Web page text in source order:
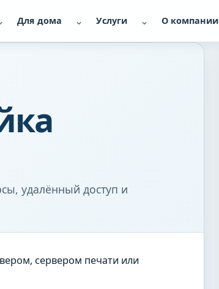
Для дома ⌄ Услуги ⌄ О компании
удалённый доступ и
сервером печати или